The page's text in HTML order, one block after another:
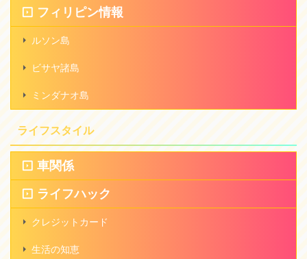
フィリピン情報
ルソン島
ビサヤ諸島
ミンダナオ島
ライフスタイル
車関係
ライフハック
クレジットカード
生活の知恵